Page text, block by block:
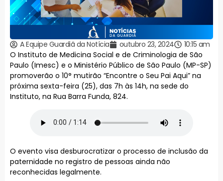
A Equipe Guardiã da Notícia outubro 23, 2024
10:15 am
O Instituto de Medicina Social e de Criminologia de São
Paulo (Imesc) e o Ministério Público de São Paulo (MP-SP)
promoverão o 10° mutirão “Encontre o Seu Pai Aqui” na
próxima sexta-feira (25), das 7h às 14h, na sede do
Instituto, na Rua Barra Funda, 824.
O evento visa desburocratizar o processo de inclusão da
paternidade no registro de pessoas ainda não
reconhecidas legalmente.